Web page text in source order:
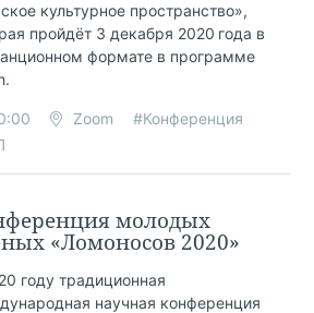
культурное пространство»,
пройдёт 3 декабря 2020 года в
формате в программе
Zoom
#Конференция
молодых
«Ломоносов 2020»
году традиционная
научная конференция